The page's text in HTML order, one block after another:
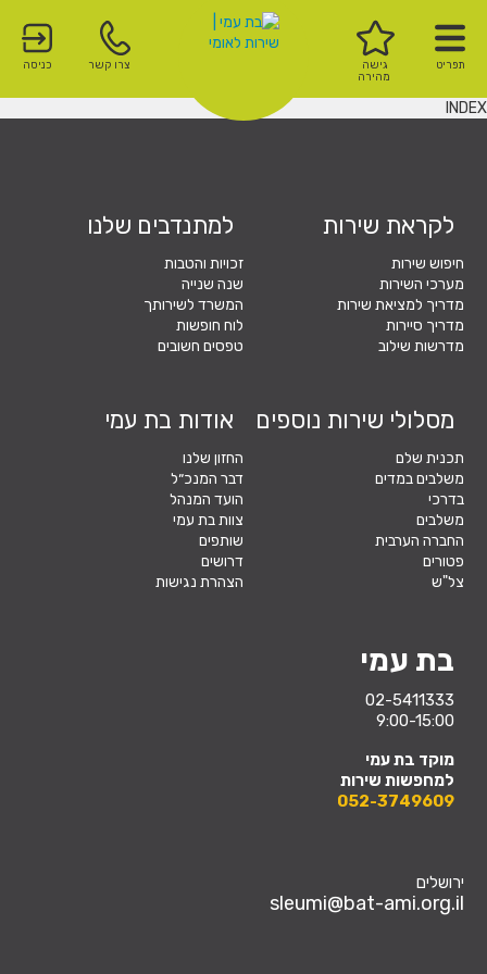
תפריט צרו קשר
גישה
מהירה
כניסה
INDEX
בת עמי
02-5411333
9:00-15:00
מוקד בת עמי
למחפשות שירות
052-3749609
לקראת שירות
חיפוש שירות
מערכי השירות
מדריך למציאת שירות
מדריך סיירות
מדרשות שילוב
למתנדבים שלנו
זכויות והטבות
שנה שנייה
המשרד לשירותך
לוח חופשות
טפסים חשובים
מסלולי שירות נוספים
תכנית שלם
משלבים במדים
בדרכי
משלבים
החברה הערבית
פטורים
צל"ש
אודות בת עמי
החזון שלנו
דבר המנכ״ל
הועד המנהל
צוות בת עמי
שותפים
דרושים
הצהרת נגישות
ירושלים
sleumi@bat-ami.org.il